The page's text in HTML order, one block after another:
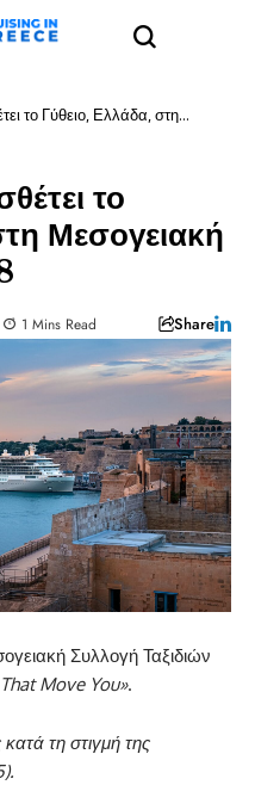
το Γύθειο, Ελλάδα, στη
το
Μεσογειακή
1 Mins Read Share
Συλλογή Ταξιδιών
Move You».
τη στιγμή της